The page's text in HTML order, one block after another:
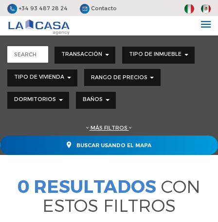
+34 93 487 28 24 Contacto
TRANSACCIÓN TIPO DE INMUEBLE
TIPO DE VIVIENDA RANGO DE PRECIOS
DORMITORIOS BAÑOS
MÁS FILTROS
BUSCAR USANDO EL MAPA
0 RESULTADOS CON
ESTOS FILTROS